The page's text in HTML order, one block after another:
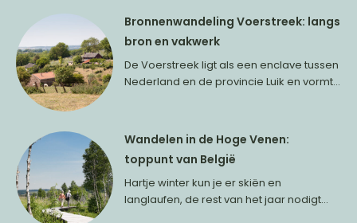
Bronnenwandeling Voerstreek: langs
bron en vakwerk
De Voerstreek ligt als een enclave tussen
Nederland en de provincie Luik en vormt...
Wandelen in de Hoge Venen:
toppunt van België
Hartje winter kun je er skiën en
langlaufen, de rest van het jaar nodigt...